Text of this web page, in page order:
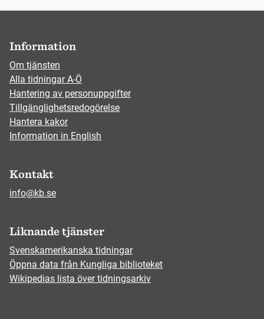
Information
Om tjänsten
Alla tidningar A-Ö
Hantering av personuppgifter
Tillgänglighetsredogörelse
Hantera kakor
Information in English
Kontakt
info@kb.se
Liknande tjänster
Svenskamerikanska tidningar
Öppna data från Kungliga biblioteket
Wikipedias lista över tidningsarkiv